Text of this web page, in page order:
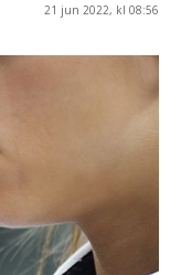
21 jun 2022, kl 08:56